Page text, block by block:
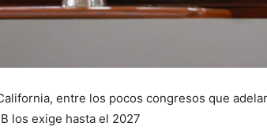
entre los pocos congresos que
los exige hasta el 2027